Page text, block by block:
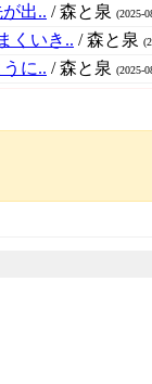
出.. / 森と泉 (2025-
くいき.. / 森と泉
に.. / 森と泉 (2025-